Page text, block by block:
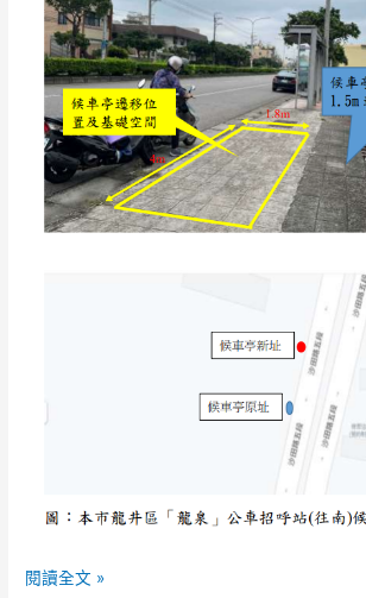
閱讀全文 »